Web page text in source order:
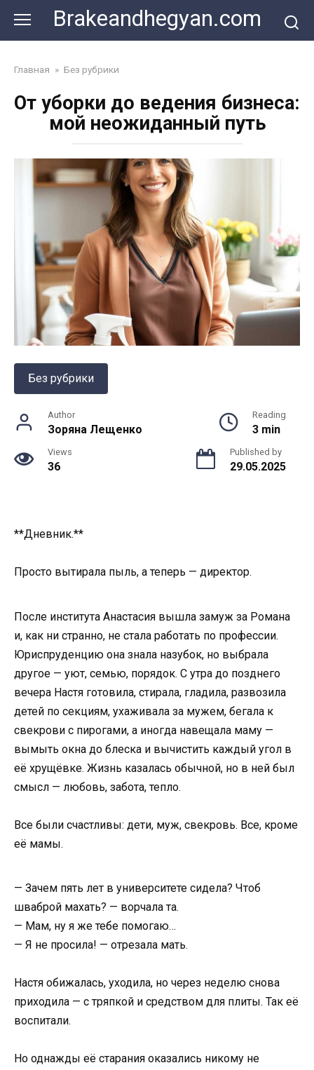
content
Brakeandhegyan.com
Главная » Без рубрики
От уборки до ведения бизнеса:
мой неожиданный путь
Без рубрики
Author
Зоряна Лещенко
Reading
3 min
Views
36
Published by
29.05.2025
**Дневник.**
Просто вытирала пыль, а теперь — директор.
После института Анастасия вышла замуж за Романа
и, как ни странно, не стала работать по профессии.
Юриспруденцию она знала назубок, но выбрала
другое — уют, семью, порядок. С утра до позднего
вечера Настя готовила, стирала, гладила, развозила
детей по секциям, ухаживала за мужем, бегала к
свекрови с пирогами, а иногда навещала маму —
вымыть окна до блеска и вычистить каждый угол в
её хрущёвке. Жизнь казалась обычной, но в ней был
смысл — любовь, забота, тепло.
Все были счастливы: дети, муж, свекровь. Все, кроме
её мамы.
— Зачем пять лет в университете сидела? Чтоб
шваброй махать? — ворчала та.
— Мам, ну я же тебе помогаю…
— Я не просила! — отрезала мать.
Настя обижалась, уходила, но через неделю снова
приходила — с тряпкой и средством для плиты. Так её
воспитали.
Но однажды её старания оказались никому не